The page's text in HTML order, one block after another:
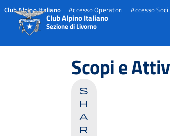
Club Alpino Italiano Accesso Operatori Accesso Soci
Club Alpino Italiano
Sezione di Livorno
Scopi e
s
h
a
r